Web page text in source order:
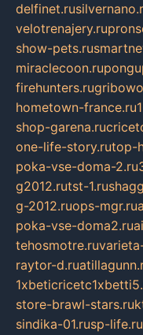
delfinet.ru
velotrenajery.ru
show-pets.ru
miraclecoon.ru
firehunters.ru
hometown-france.ru
shop-garena.ru
one-life-story.rutop-
poka-vse-doma-2.ru
g2012.rutst-1.ru
g-2012.ruops-mgr.ru
poka-vse-doma2.ru
tehosmotre.ru
raytor-d.ru
store-brawl-stars.ru
sindika-01.rusp-life.ru